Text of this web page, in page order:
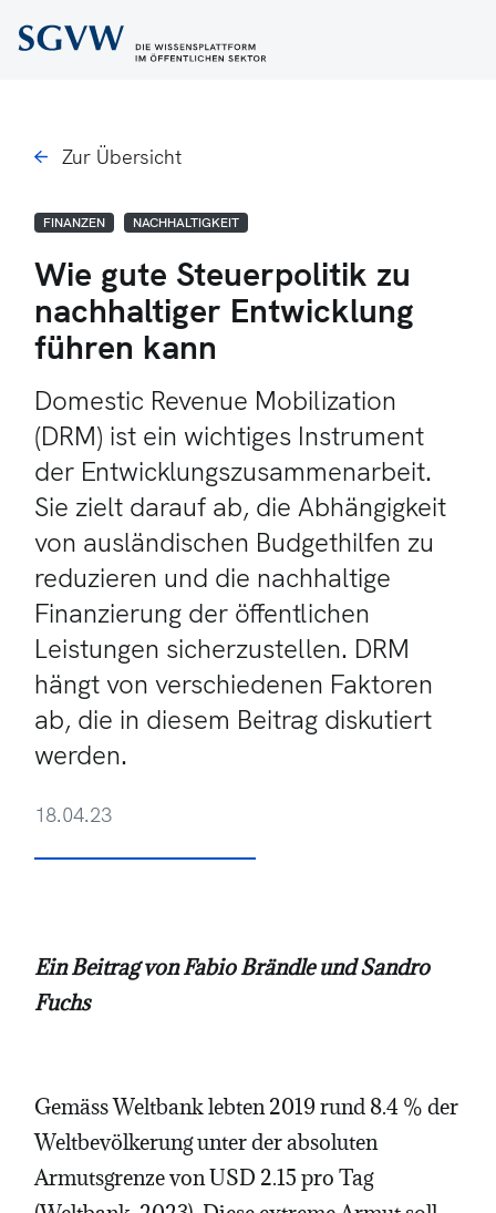
Zur Übersicht
FINANZEN NACHHALTIGKEIT
Wie gute Steuerpolitik zu
nachhaltiger Entwicklung
führen kann
Domestic Revenue Mobilization
(DRM) ist ein wichtiges Instrument
der Entwicklungszusammenarbeit.
Sie zielt darauf ab, die Abhängigkeit
von ausländischen Budgethilfen zu
reduzieren und die nachhaltige
Finanzierung der öffentlichen
Leistungen sicherzustellen. DRM
hängt von verschiedenen Faktoren
ab, die in diesem Beitrag diskutiert
werden.
18.04.23
Ein Beitrag von Fabio Brändle und Sandro
Fuchs
Gemäss Weltbank lebten 2019 rund 8.4 % der
Weltbevölkerung unter der absoluten
Armutsgrenze von USD 2.15 pro Tag